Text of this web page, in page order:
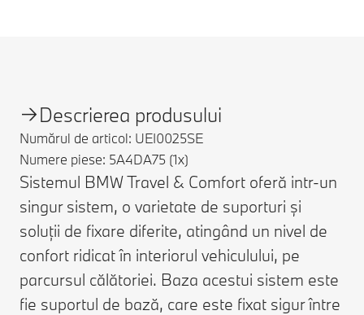
Descrierea produsului
Numărul de articol: UEI0025SE
Numere piese: 5A4DA75 (1x)
Sistemul BMW Travel & Comfort oferă intr-un
singur sistem, o varietate de suporturi și
soluții de fixare diferite, atingând un nivel de
confort ridicat în interiorul vehiculului, pe
parcursul călătoriei. Baza acestui sistem este
fie suportul de bază, care este fixat sigur între